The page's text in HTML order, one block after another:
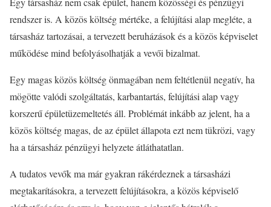
rendszer is. A közös költség mértéke, a felújítási alap megléte, a
társasház tartozásai, a tervezett beruházások és a közös képviselet
működése mind befolyásolhatják a vevői bizalmat.
Egy magas közös költség önmagában nem feltétlenül negatív, ha
mögötte valódi szolgáltatás, karbantartás, felújítási alap vagy
korszerű épületüzemeltetés áll. Problémát inkább az jelent, ha a
közös költség magas, de az épület állapota ezt nem tükrözi, vagy
ha a társasház pénzügyi helyzete átláthatatlan.
A tudatos vevők ma már gyakran rákérdeznek a társasházi
megtakarításokra, a tervezett felújításokra, a közös képviselő